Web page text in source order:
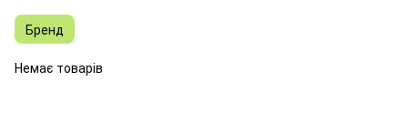
Бренд
Немає товарів